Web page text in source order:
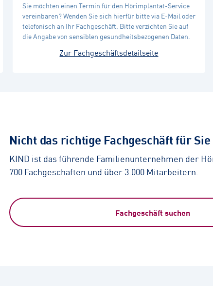
Sie möchten einen Termin für den Hörimplantat-Service
vereinbaren? Wenden Sie sich hierfür bitte via E-Mail oder
telefonisch an Ihr Fachgeschäft. Bitte verzichten Sie auf
die Angabe von sensiblen gesundheitsbezogenen Daten.
Zur Fachgeschäftsdetailseite
Nicht das richtige Fachgeschäft für Sie
KIND ist das führende Familienunternehmen der
700 Fachgeschaften und über 3.000 Mitarbeitern.
Fachgeschäft suchen